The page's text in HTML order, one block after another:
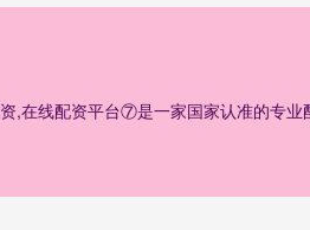
,在线配资平台⑦是一家国家认准的专